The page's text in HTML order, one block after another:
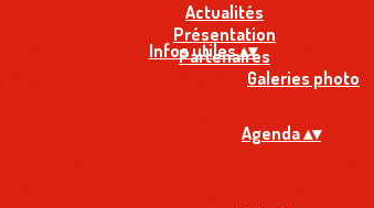
Actualités
Présentation
Partenaires
Galeries photo
Infos utiles▴▾
Agenda▴▾